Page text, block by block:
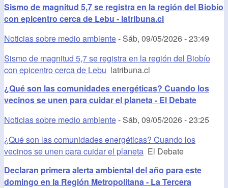
Sismo de magnitud 5,7 se registra en la región del Biobío
con epicentro cerca de Lebu - latribuna.cl
Noticias sobre medio ambiente- Sáb, 09/05/2026 - 23:49
Sismo de magnitud 5,7 se registra en la región del Biobío
con epicentro cerca de Lebu latribuna.cl
¿Qué son las comunidades energéticas? Cuando los
vecinos se unen para cuidar el planeta - El Debate
Noticias sobre medio ambiente- Sáb, 09/05/2026 - 23:25
¿Qué son las comunidades energéticas? Cuando los
vecinos se unen para cuidar el planeta El Debate
Declaran primera alerta ambiental del año para este
domingo en la Región Metropolitana - La Tercera